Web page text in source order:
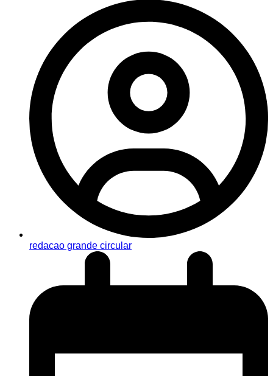
redacao grande circular